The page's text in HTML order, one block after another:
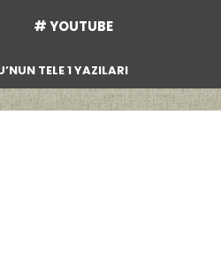
# YOUTUBE
TELE 1 YAZILARI